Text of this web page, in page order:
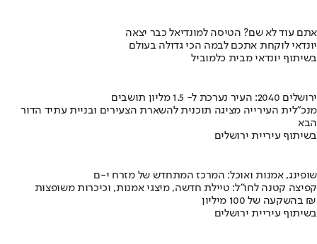
אתם עוד לא שם? הטיסה למונדיאל כבר יצאה
יונדאי לוקחת אתכם לבמה הכי גדולה בעולם
בשיתוף יונדאי מבית כלמוביל
ירושלים 2040: העיר נערכת ל- 1.5 מליון תושבים
מנכ"לית העירייה מציגה תוכנית להשארת הצעירים ובניית עתיד הדור
הבא
בשיתוף עיריית ירושלים
שופינג, אמנות ואוכל: המרכז המתחדש של מזרח י-ם
קפיצה קטנה לחו"ל: טיילת חדשה, מיצגי אמנות, וכיכרות משופצות
בהשקעה של 100 מיליון ₪
בשיתוף עיריית ירושלים